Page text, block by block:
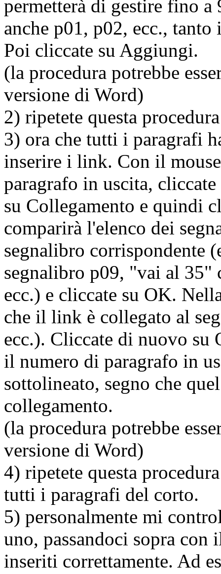
permetterà di gestire fino
anche p01, p02, ecc.,
Poi cliccate su Aggiungi.
(la procedura potrebbe
versione di Word)
2) ripetete questa
3) ora che tutti i paragrafi
inserire i link. Con il
paragrafo in uscita,
su Collegamento e quindi
comparirà l'elenco dei
segnalibro corrispondente
segnalibro p09, "vai al 35"
ecc.) e cliccate su OK.
che il link è collegato al
ecc.). Cliccate di nuovo su
il numero di paragrafo in
sottolineato, segno che
collegamento.
(la procedura potrebbe
versione di Word)
4) ripetete questa
tutti i paragrafi del corto.
5) personalmente mi
uno, passandoci sopra
inseriti correttamente. Ad